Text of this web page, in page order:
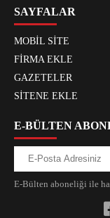
SAYFALAR
MOBİL SİTE
FİRMA EKLE
GAZETELER
SİTENE EKLE
E-BÜLTEN
E-Bülten aboneliği ile